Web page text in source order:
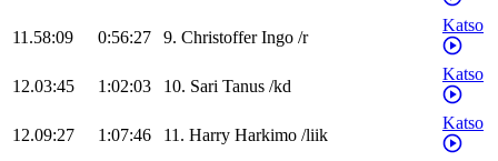
11.58:09 0:56:27 9. Christoffer Ingo /r
Katso
12.03:45 1:02:03 10. Sari Tanus /kd
Katso
12.09:27 1:07:46 11. Harry Harkimo /liik
Katso